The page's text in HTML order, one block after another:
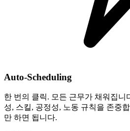
Auto-Scheduling
한 번의 클릭. 모든 근무가 채워집니
성, 스킬, 공정성, 노동 규칙을 존중
만 하면 됩니다.